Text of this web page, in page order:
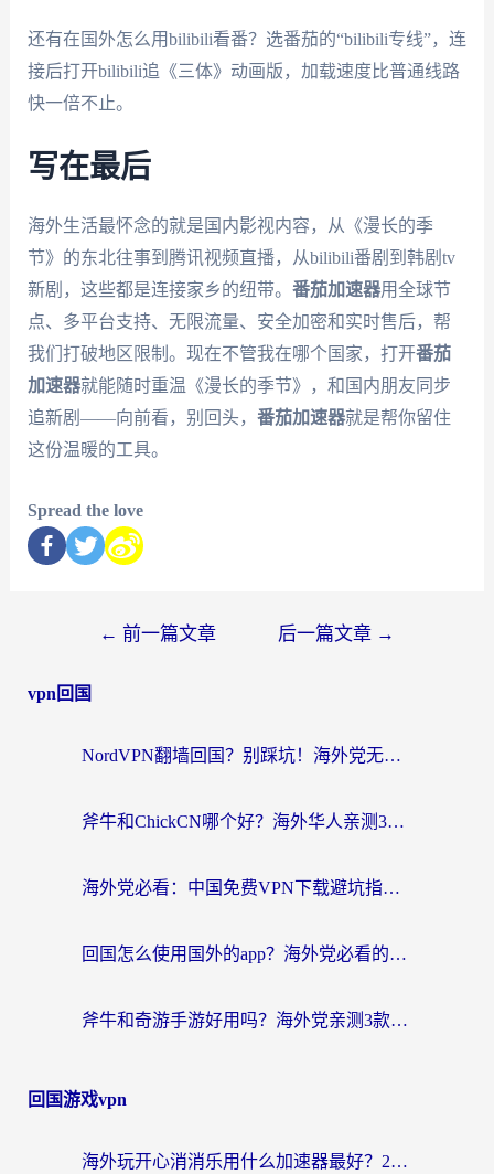
还有在国外怎么用bilibili看番？选番茄的“bilibili专线”，连
接后打开bilibili追《三体》动画版，加载速度比普通线路
快一倍不止。
写在最后
海外生活最怀念的就是国内影视内容，从《漫长的季
节》的东北往事到腾讯视频直播，从bilibili番剧到韩剧tv
新剧，这些都是连接家乡的纽带。 番茄加速器用全球节
点、多平台支持、无限流量、安全加密和实时售后，帮
我们打破地区限制。现在不管我在哪个国家，打开番茄
加速器就能随时重温《漫长的季节》，和国内朋友同步
追新剧——向前看，别回头， 番茄加速器就是帮你留住
这份温暖的工具。
Spread the love
← 前一篇文章 后一篇文章 →
vpn回国
NordVPN翻墙回国？别踩坑！海外党无缝访问国内资源的真实指南
斧牛和ChickCN哪个好？海外华人亲测3款回国加速器+免费试用攻略
海外党必看：中国免费VPN下载避坑指南 + 无缝访问国内资源的终极方案
回国怎么使用国外的app？海外党必看的无缝访问国内资源全攻略
斧牛和奇游手游好用吗？海外党亲测3款回国加速器，选对才能无缝刷国内资源
回国游戏vpn
海外玩开心消消乐用什么加速器最好？2026真实体验指南，告别延迟卡顿